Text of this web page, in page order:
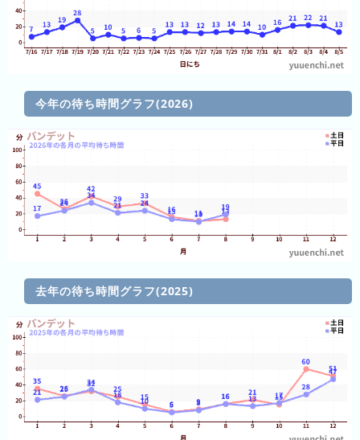
3
日
4
日
前
前
6
前
7
日
年
今年の待ち時間グラフ(2026)
去年の待ち時間グラフ(2025)